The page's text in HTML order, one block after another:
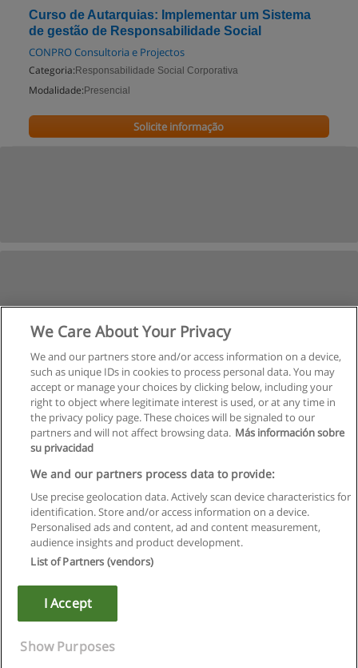
Curso de Autarquias: Implementar um Sistema
de gestão de Responsabilidade Social
CONPRO Consultoria e Projectos
Categoria: Responsabilidade Social Corporativa
Modalidade: Presencial
Solicite informação
Regras de uso
Privacidade de dados
Copyright © Educaedu Business S.L. - CIF : B-95610580: -
We Care About Your Privacy
We and our partners store and/or access information on a device,
such as unique IDs in cookies to process personal data. You may
accept or manage your choices by clicking below, including your
right to object where legitimate interest is used, or at any time in
the privacy policy page. These choices will be signaled to our
partners and will not affect browsing data. Más información sobre
su privacidad
We and our partners process data to provide:
Use precise geolocation data. Actively scan device characteristics for
identification. Store and/or access information on a device.
Personalised ads and content, ad and content measurement,
audience insights and product development.
List of Partners (vendors)
I Accept
Show Purposes